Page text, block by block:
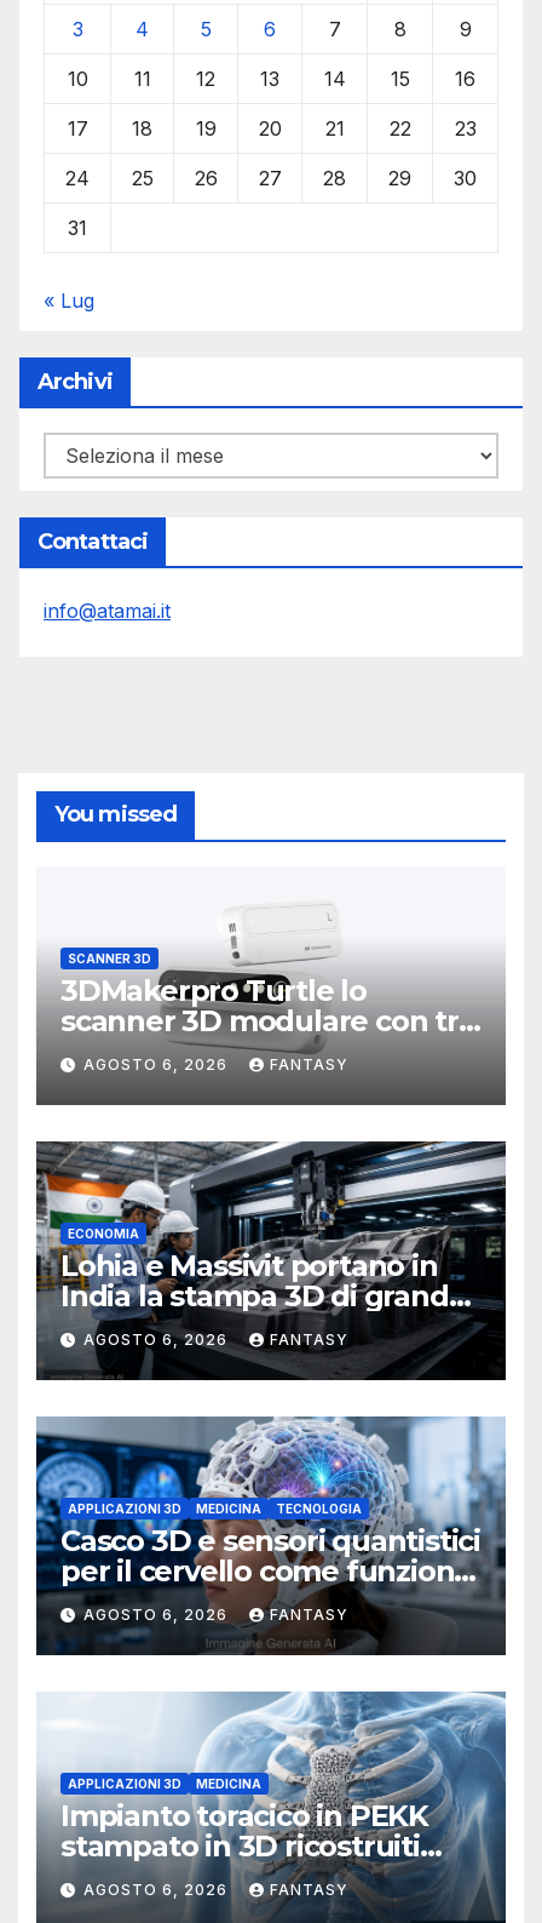
3 4 5 6 7 8 9
10 11 12 13 14 15 16
17 18 19 20 21 22 23
24 25 26 27 28 29 30
31
« Lug
Archivi
Archivi
Contattaci
info@atamai.it
You missed
SCANNER 3D
3DMakerpro Turtle lo
scanner 3D modulare con tre
testine intercambiabili
AGOSTO 6, 2026 FANTASY
ECONOMIA
Lohia e Massivit portano in
India la stampa 3D di grande
formato per i compositi
AGOSTO 6, 2026 FANTASY
APPLICAZIONI 3D MEDICINA TECNOLOGIA
Casco 3D e sensori quantistici
per il cervello come funziona
l’OPM-MEG
AGOSTO 6, 2026 FANTASY
APPLICAZIONI 3D MEDICINA
Impianto toracico in PEKK
stampato in 3D ricostruiti
sterno e costole dopo un
tumore raro
AGOSTO 6, 2026 FANTASY